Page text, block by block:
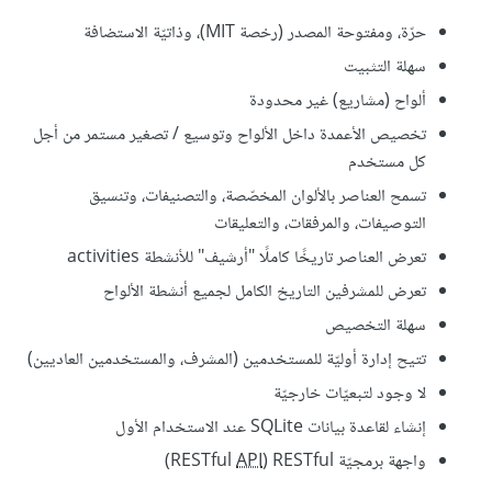
حرّة، ومفتوحة المصدر (رخصة MIT)، وذاتيّة الاستضافة
سهلة التثبيت
ألواح (مشاريع) غير محدودة
تخصيص الأعمدة داخل الألواح وتوسيع / تصغير مستمر من أجل
كل مستخدم
تسمح العناصر بالألوان المخصّصة، والتصنيفات، وتنسيق
التوصيفات، والمرفقات، والتعليقات
تعرض العناصر تاريخًا كاملًا "أرشيف" للأنشطة activities
تعرض للمشرفين التاريخ الكامل لجميع أنشطة الألواح
سهلة التخصيص
تتيح إدارة أوليّة للمستخدمين (المشرف، والمستخدمين العاديين)
لا وجود لتبعيّات خارجيّة
إنشاء لقاعدة بيانات SQLite عند الاستخدام الأول
واجهة برمجيّة RESTful
API) RESTful)